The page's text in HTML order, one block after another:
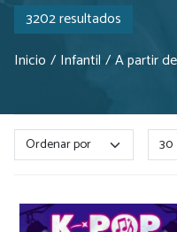
3202 resultados
Inicio
Infantil A partir